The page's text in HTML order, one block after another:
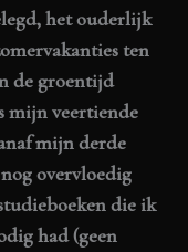
het ouderlijk
ten
de groentijd
mijn veertiende
mijn derde
overvloedig
die ik
had (geen